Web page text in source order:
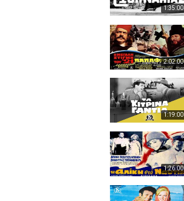
1:35:00
2:02:00
1:19:00
1:26:00